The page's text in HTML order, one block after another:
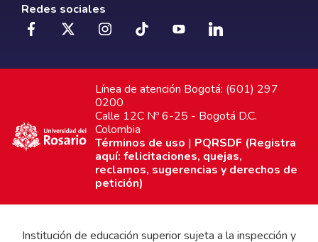
Redes sociales
Línea de atención Bogotá: (601) 297
0200
Calle 12C Nº 6-25 - Bogotá D.C.
Colombia
Términos de uso | PQRSDF (Registra
aquí: felicitaciones, quejas,
reclamos, sugerencias y derechos de
petición)
Institución de educación superior sujeta a la inspección y